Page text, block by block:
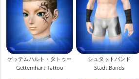
ゲッテムハルト・タトゥー
Gettemhart Tattoo
シュタットバンド
Stadt Bands